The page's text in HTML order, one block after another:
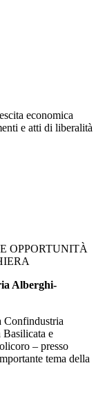
economica
e atti di liberalità
OPPORTUNITÀ
Alberghi-
Confindustria
e
– presso
tema della